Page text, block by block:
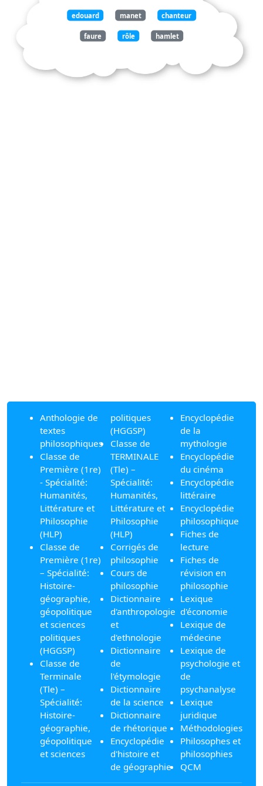
edouard manet chanteur
faure rôle hamlet
Anthologie de
textes
philosophiques
Classe de
Première (1re)
- Spécialité:
Humanités,
Littérature et
Philosophie
(HLP)
Classe de
Première (1re)
– Spécialité:
Histoire-
géographie,
géopolitique
et sciences
politiques
(HGGSP)
Classe de
Terminale
(Tle) –
Spécialité:
Histoire-
géographie,
géopolitique
et sciences
politiques
(HGGSP)
Classe de
TERMINALE
(Tle) –
Spécialité:
Humanités,
Littérature et
Philosophie
(HLP)
Corrigés de
philosophie
Cours de
philosophie
Dictionnaire
d'anthropologie
et
d'ethnologie
Dictionnaire
de
l'étymologie
Dictionnaire
de la science
Dictionnaire
de rhétorique
Encyclopédie
d'histoire et
de géographie
Encyclopédie
de la
mythologie
Encyclopédie
du cinéma
Encyclopédie
littéraire
Encyclopédie
philosophique
Fiches de
lecture
Fiches de
révision en
philosophie
Lexique
d'économie
Lexique de
médecine
Lexique de
psychologie et
de
psychanalyse
Lexique
juridique
Méthodologies
Philosophes et
philosophies
QCM